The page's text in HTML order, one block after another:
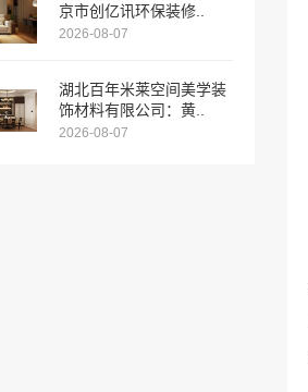
京市创亿讯环保装修..
2026-08-07
湖北百年米莱空间美学装
饰材料有限公司：黄..
2026-08-07